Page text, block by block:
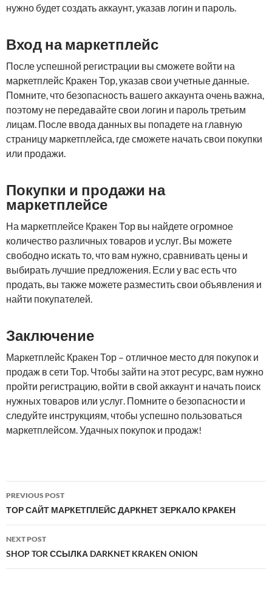
нужно будет создать аккаунт, указав логин и пароль.
Вход на маркетплейс
После успешной регистрации вы сможете войти на
маркетплейс Кракен Тор, указав свои учетные данные.
Помните, что безопасность вашего аккаунта очень важна,
поэтому не передавайте свои логин и пароль третьим
лицам. После ввода данных вы попадете на главную
страницу маркетплейса, где сможете начать свои покупки
или продажи.
Покупки и продажи на
маркетплейсе
На маркетплейсе Кракен Тор вы найдете огромное
количество различных товаров и услуг. Вы можете
свободно искать то, что вам нужно, сравнивать цены и
выбирать лучшие предложения. Если у вас есть что
продать, вы также можете разместить свои объявления и
найти покупателей.
Заключение
Маркетплейс Кракен Тор – отличное место для покупок и
продаж в сети Тор. Чтобы зайти на этот ресурс, вам нужно
пройти регистрацию, войти в свой аккаунт и начать поиск
нужных товаров или услуг. Помните о безопасности и
следуйте инструкциям, чтобы успешно пользоваться
маркетплейсом. Удачных покупок и продаж!
Post
navigation
PREVIOUS POST
ТОР САЙТ МАРКЕТПЛЕЙС ДАРКНЕТ ЗЕРКАЛО КРАКЕН
NEXT POST
SHOP TOR ССЫЛКА DARKNET KRAKEN ONION